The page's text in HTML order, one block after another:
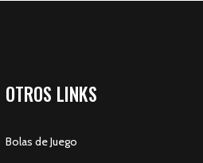
OTROS LINKS
Bolas de Juego